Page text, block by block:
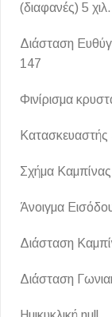
(διαφανές) 5 χιλ.
Διάσταση
147
Φινίρισμα
Σχήμα
Άνοιγμα
Διάσταση
Διάσταση